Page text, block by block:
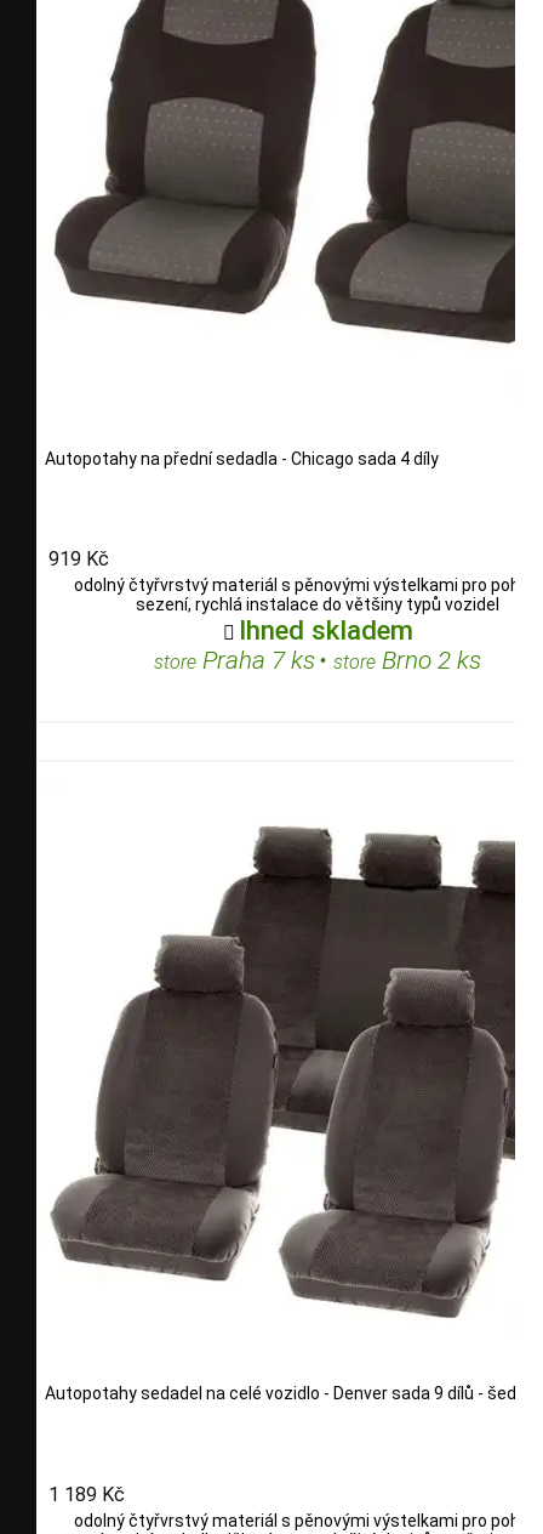
Autopotahy na přední sedadla - Chicago sada 4 díly
919 Kč
odolný čtyřvrstvý materiál s pěnovými výstelkami pro
sezení, rychlá instalace do většiny typů vozidel
 Ihned skladem
store Praha 7 ks• store Brno 2 ks
Autopotahy sedadel na celé vozidlo - Denver sada 9 dílů - šedé
1 189 Kč
odolný čtyřvrstvý materiál s pěnovými výstelkami pro